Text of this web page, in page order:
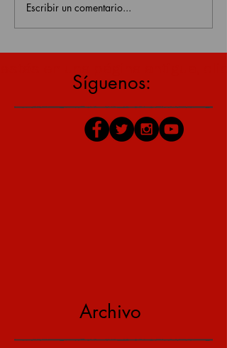
Escribir un comentario...
Síguenos:
Archivo